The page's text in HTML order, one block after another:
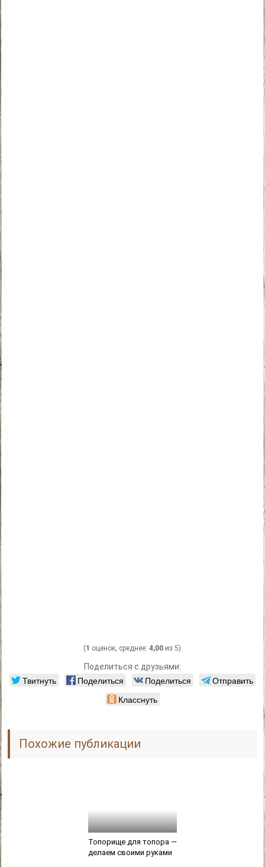
(1 оценок, среднее:4,00 из 5)
Поделиться с друзьями:
Твитнуть Поделиться Поделиться
Отправить
Класснуть
Похожие публикации
Топорище для топора —
делаем своими руками